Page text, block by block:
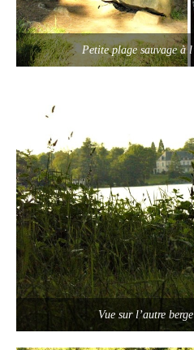
Petite plage sauvage à
Vue sur l’autre